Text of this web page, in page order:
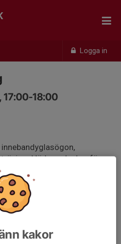
Logga in
17:00-18:00
och skor för
kakor